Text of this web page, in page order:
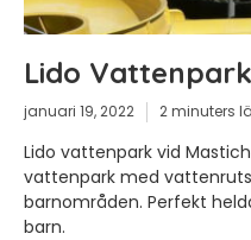
Lido Vattenpark
januari 19, 2022 2 minuters
Lido vattenpark vid
vattenpark med
barnområden. Perfekt
barn.